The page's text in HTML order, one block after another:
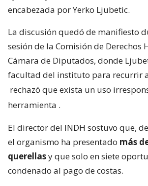
encabezada por Yerko Ljubetic.
La discusión quedó de manifiesto
sesión de la Comisión de Derechos
Cámara de Diputados, donde
facultad del instituto para recurrir
rechazó que exista un uso
herramienta .
El director del INDH sostuvo que,
el organismo ha presentado más
querellasy que solo en siete
condenado al pago de costas.